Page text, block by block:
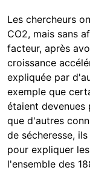
Les chercheurs
CO2, mais sans
facteur, après
croissance
expliquée par
exemple que
étaient devenues
que d'autres
de sécheresse,
pour expliquer
l'ensemble des